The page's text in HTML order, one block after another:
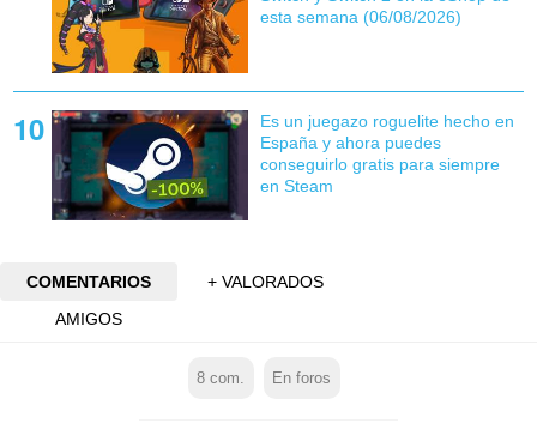
esta semana (06/08/2026)
Es un juegazo roguelite hecho en
España y ahora puedes
conseguirlo gratis para siempre
en Steam
COMENTARIOS
+ VALORADOS
AMIGOS
8 com. En foros